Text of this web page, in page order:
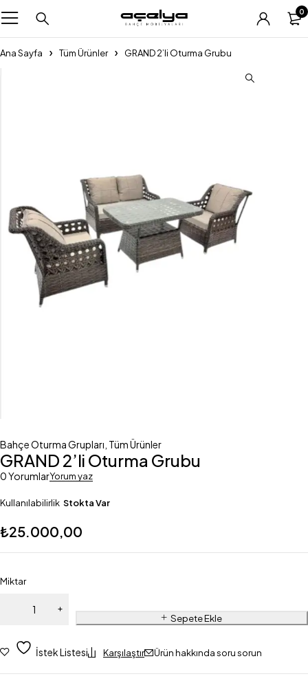
0
Ana Sayfa Tüm Ürünler GRAND 2’li Oturma Grubu
Bahçe Oturma Grupları Tüm Ürünler
GRAND 2’li Oturma Grubu
0 YorumlarYorum yaz
Kullanılabilirlik Stokta Var
₺25.000,00
Miktar
Sepete Ekle
İstek Listesi Karşılaştır Ürün hakkında soru sorun